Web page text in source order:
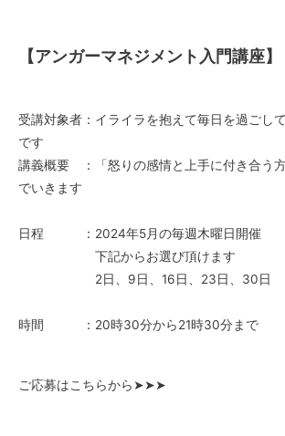
【アンガーマネジメント入門講座】
受講対象者：イライラを抱えて毎日を過ごし
です
講義概要 ：「怒りの感情と上手に付き合う
でいきます
日程 ：2024年5月の毎週木曜日開催
下記からお選び頂けます
2日、9日、16日、23日、30日
時間 ：20時30分から21時30分まで
ご応募はこちらから➤➤➤